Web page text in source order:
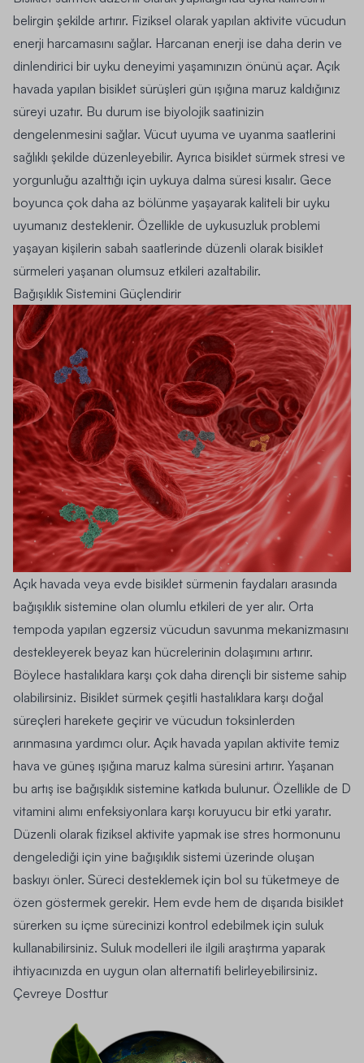
belirgin şekilde artırır. Fiziksel olarak yapılan aktivite vücudun
enerji harcamasını sağlar. Harcanan enerji ise daha derin ve
dinlendirici bir uyku deneyimi yaşamınızın önünü açar. Açık
havada yapılan bisiklet sürüşleri gün ışığına maruz kaldığınız
süreyi uzatır. Bu durum ise biyolojik saatinizin
dengelenmesini sağlar. Vücut uyuma ve uyanma saatlerini
sağlıklı şekilde düzenleyebilir. Ayrıca bisiklet sürmek stresi ve
yorgunluğu azalttığı için uykuya dalma süresi kısalır. Gece
boyunca çok daha az bölünme yaşayarak kaliteli bir uyku
uyumanız desteklenir. Özellikle de uykusuzluk problemi
yaşayan kişilerin sabah saatlerinde düzenli olarak bisiklet
sürmeleri yaşanan olumsuz etkileri azaltabilir.
Bağışıklık Sistemini Güçlendirir
Açık havada veya evde bisiklet sürmenin faydaları arasında
bağışıklık sistemine olan olumlu etkileri de yer alır. Orta
tempoda yapılan egzersiz vücudun savunma mekanizmasını
destekleyerek beyaz kan hücrelerinin dolaşımını artırır.
Böylece hastalıklara karşı çok daha dirençli bir sisteme sahip
olabilirsiniz. Bisiklet sürmek çeşitli hastalıklara karşı doğal
süreçleri harekete geçirir ve vücudun toksinlerden
arınmasına yardımcı olur. Açık havada yapılan aktivite temiz
hava ve güneş ışığına maruz kalma süresini artırır. Yaşanan
bu artış ise bağışıklık sistemine katkıda bulunur. Özellikle de D
vitamini alımı enfeksiyonlara karşı koruyucu bir etki yaratır.
Düzenli olarak fiziksel aktivite yapmak ise stres hormonunu
dengelediği için yine bağışıklık sistemi üzerinde oluşan
baskıyı önler. Süreci desteklemek için bol su tüketmeye de
özen göstermek gerekir. Hem evde hem de dışarıda bisiklet
sürerken su içme sürecinizi kontrol edebilmek için suluk
kullanabilirsiniz. Suluk modelleri ile ilgili araştırma yaparak
ihtiyacınızda en uygun olan alternatifi belirleyebilirsiniz.
Çevreye Dosttur